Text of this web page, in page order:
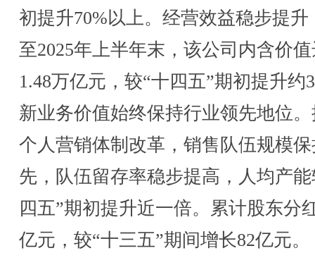
初提升70%以上。经营效益稳步提升
至2025年上半年末，该公司内含价
1.48万亿元，较“十四五”期初提升约
新业务价值始终保持行业领先地位
个人营销体制改革，销售队伍规模
先，队伍留存率稳步提高，人均产能
四五”期初提升近一倍。累计股东分
亿元，较“十三五”期间增长82亿元。